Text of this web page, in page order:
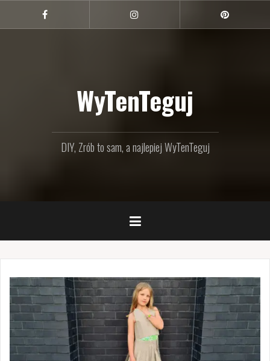
treści
Facebook
WyTenTeguj
DIY, Zrób to sam, a najlepiej WyTenTeguj